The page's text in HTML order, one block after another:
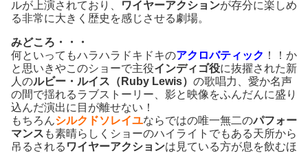
ルが上演されており、 ワイヤーアクションが存分に楽しめ
る非常に大きく歴史を感じさせる劇場。
みどころ・・・
何といってもハラハラドキドキのアクロバティック ！！か
と思いきやこのショーで主役インディゴ役に抜擢された新
人のルビー・ルイス（Ruby Lewis） の歌唱力、愛か名声
の間で揺れるラブストーリー、影と映像をふんだんに盛り
込んだ演出に目が離せない！
もちろんシルクドソレイユならではの唯一無二のパフォー
マンス も素晴らしくショーのハイライトでもある天所から
吊るされる ワイヤーアクションは見ている方が息を飲むほ